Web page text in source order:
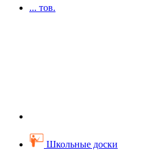
... тов.
Школьные доски